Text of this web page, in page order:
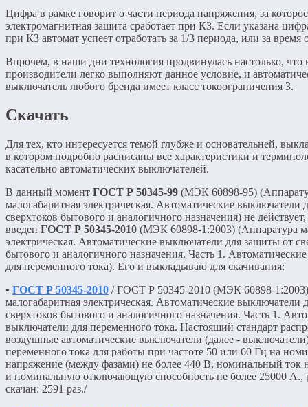
Цифра в рамке говорит о части периода напряжения, за которое
электромагнитная защита сработает при КЗ. Если указана
при КЗ автомат успеет отработать за 1/3 периода, или за время
Впрочем, в наши дни технология продвинулась настолько, что
производители легко выполняют данное условие, и
выключатель любого бренда имеет класс токоограничения 3.
Скачать
Для тех, кто интересуется темой глубже и основательней,
в котором подробно расписаны все характеристики и
касательно автоматических выключателей.
В данный момент ГОСТ Р 50345-99 (МЭК 60898-95)
малогабаритная электрическая. Автоматические выключатели
сверхтоков бытового и аналогичного назначения) не
введен ГОСТ Р 50345-2010 (МЭК 60898-1:2003) (Аппаратура
электрическая. Автоматические выключатели для защиты от
бытового и аналогичного назначения. Часть 1.
для переменного тока). Его и выкладываю для скачивания:
• ГОСТ Р 50345-2010 / ГОСТ Р 50345-2010 (МЭК 60898-
малогабаритная электрическая. Автоматические выключатели
сверхтоков бытового и аналогичного назначения. Часть 1.
выключатели для переменного тока. Настоящий стандарт
воздушные автоматические выключатели (далее -
переменного тока для работы при частоте 50 или 60 Гц на
напряжение (между фазами) не более 440 В, номинальный ток
и номинальную отключающую способность не более 25000 А.,
скачан: 2591 раз./